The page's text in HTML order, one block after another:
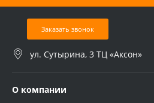
Заказать звонок
ул. Сутырина, 3 ТЦ «Аксон»
О компании